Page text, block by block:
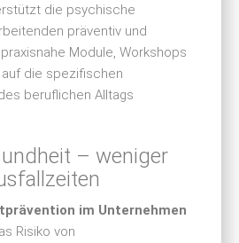
die psychische
präventiv und
Module, Workshops
die spezifischen
beruflichen Alltags
– weniger
im Unternehmen
Risiko von